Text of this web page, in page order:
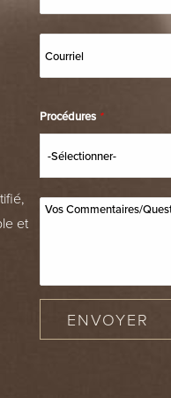
et
Procédures *
ENVOYER